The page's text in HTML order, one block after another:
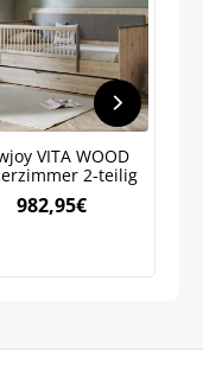
VITA WOOD
2-teilig
982,95€
sichern!
über
Sie unsere